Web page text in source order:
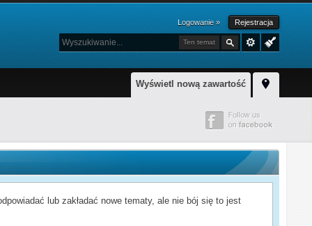
Logowanie » Rejestracja
Ten temat
Wyświetl nową zawartość
lub zakładać nowe tematy, ale nie bój się to jest